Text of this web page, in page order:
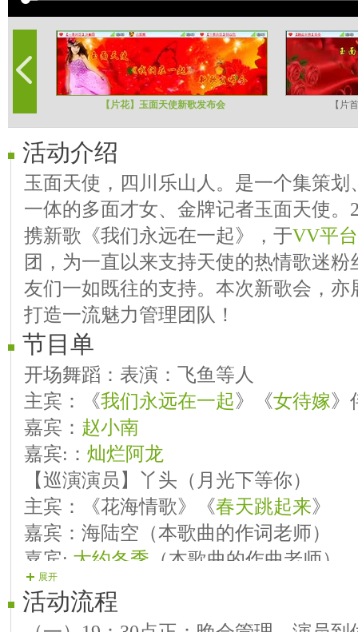
【片花】玉面天使新歌发布会 【片
活动介绍
玉面天使，四川乐山人。是一个集策
一体的多面才女、金牌记者玉面天使。
携新歌《我们永远在一起》，于VV平台
团，为一直以来支持天使的热情歌迷
友们一如既往的支持。本次新歌会，
打造一流魅力管理团队！
节目单
开场舞蹈：表演：飞鱼等人
主宾：《我们永远在一起》《女待嫁》
嘉宾： 赵小南
嘉宾:： 灿烂阿龙
【巡演演员】丫头（月光下等你）
主宾：《花海情歌》《春天跳起来》
嘉宾：海陆空（本歌曲的作词老师）
嘉宾: 大约冬季 （本歌曲的作曲老师）
【巡演演员】聆听（一见钟情）
主宾：《情漫西厢
展开
活动流程